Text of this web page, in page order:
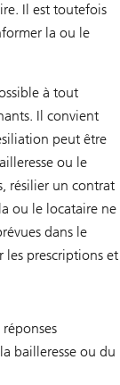
Il est toutefois
la ou le
à tout
Il convient
peut être
ou le
résilier un contrat
ou le locataire ne
dans le
les prescriptions et
bailleresse ou du